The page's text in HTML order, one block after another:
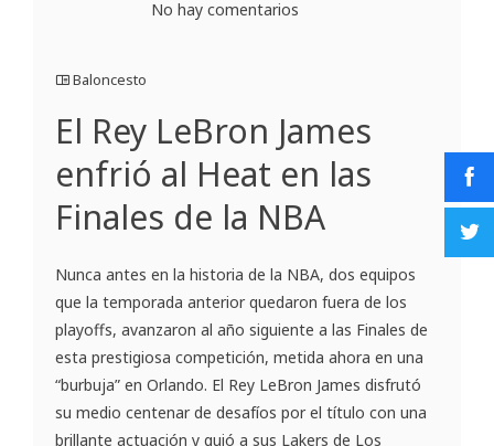
No hay comentarios
Baloncesto
El Rey LeBron James
enfrió al Heat en las
Finales de la NBA
Nunca antes en la historia de la NBA, dos equipos
que la temporada anterior quedaron fuera de los
playoffs, avanzaron al año siguiente a las Finales de
esta prestigiosa competición, metida ahora en una
“burbuja” en Orlando. El Rey LeBron James disfrutó
su medio centenar de desafíos por el título con una
brillante actuación y guió a sus Lakers de Los